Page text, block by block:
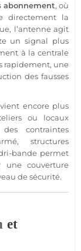
abonnement, où
directement la
l’antenne agit
un signal plus
à la centrale
rapidement, une
des fausses
encore plus
ou locaux
contraintes
structures
bande permet
une couverture
desécurité.
et